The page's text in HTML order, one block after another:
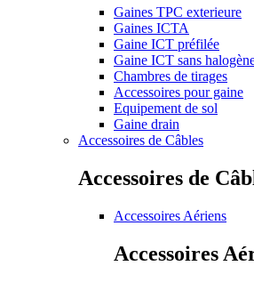
Gaines TPC exterieure
Gaines ICTA
Gaine ICT préfilée
Gaine ICT sans
Chambres de tirages
Accessoires pour gaine
Equipement de sol
Gaine drain
Accessoires de Câbles
Accessoires de
Accessoires Aériens
Accessoires